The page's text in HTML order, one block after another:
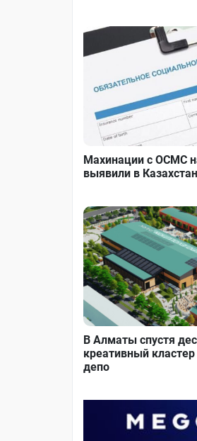
Махинации с ОСМС
выявили в
В Алматы спустя
креативный
депо